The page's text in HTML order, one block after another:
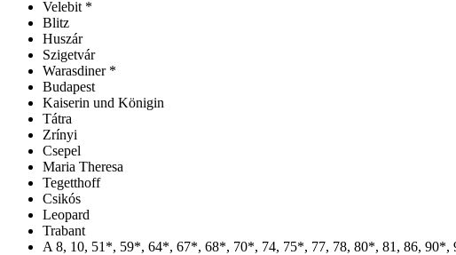
Velebit *
Blitz
Huszár
Szigetvár
Warasdiner *
Budapest
Kaiserin und Königin
Tátra
Zrínyi
Csepel
Maria Theresa
Tegetthoff
Csikós
Leopard
Trabant
A 8, 10, 51*, 59*, 64*, 67*, 68*, 70*, 74, 75*, 77, 78, 80*, 81, 86, 90*,